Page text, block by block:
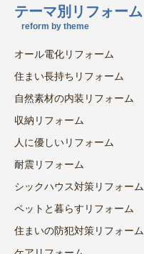
テーマ別リフォーム
reform by theme
オール電化リフォーム
住まい長持ちリフォーム
自然素材の内装リフォーム
収納リフォーム
人に優しいリフォーム
耐震リフォーム
シックハウス対策リフォーム
ペットと暮らすリフォーム
住まいの防犯対策リフォーム